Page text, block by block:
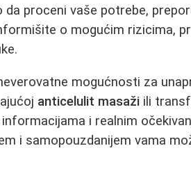
proceni vaše potrebe,
o mogućim rizicima,
mogućnosti za
anticelulit masaži ili
i realnim
i samopouzdanijem vama